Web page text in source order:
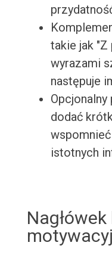
takie jak "Z
wyrazami
następuje
Opcjonalny
dodać
istotnych